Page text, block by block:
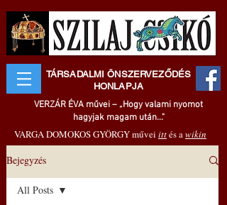
TÁRSADALMI ÖNSZERVEZŐDÉS
HONLAPJA
VERZÁR ÉVA művei – „Hogy valami nyomot
hagyjak magam után..."
VARGA DOMOKOS GYÖRGY művei ittés awikin
Bejegyzés
All Posts